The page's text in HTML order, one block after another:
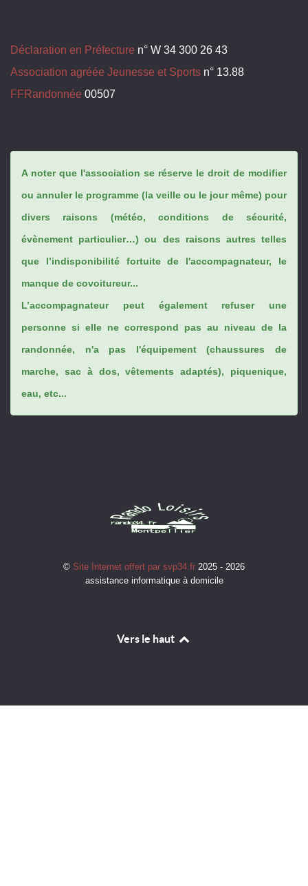
Déclaration en Préfecture n° W 34 300 26 43
Association agréée Jeunesse et Sports n° 13.88
FFRandonnée 00507
A noter que l'association se réserve le droit de modifier
ou annuler le programme (la veille ou le jour même) pour
divers raisons (météo, conditions de sécurité,
évènement particulier…) ou des raisons autres telles
que l’indisponibilité fortuite de l'accompagnateur, le
manque de covoitureur...
L’accompagnateur peut également refuser une
personne si elle ne correspond pas au niveau de la
randonnée, n'a pas l'équipement (chaussures de
marche, sac à dos, vêtements adaptés), piquenique,
eau, etc...
© Site Internet offert par svp34.fr 2025 - 2026
assistance informatique à domicile
Vers le haut